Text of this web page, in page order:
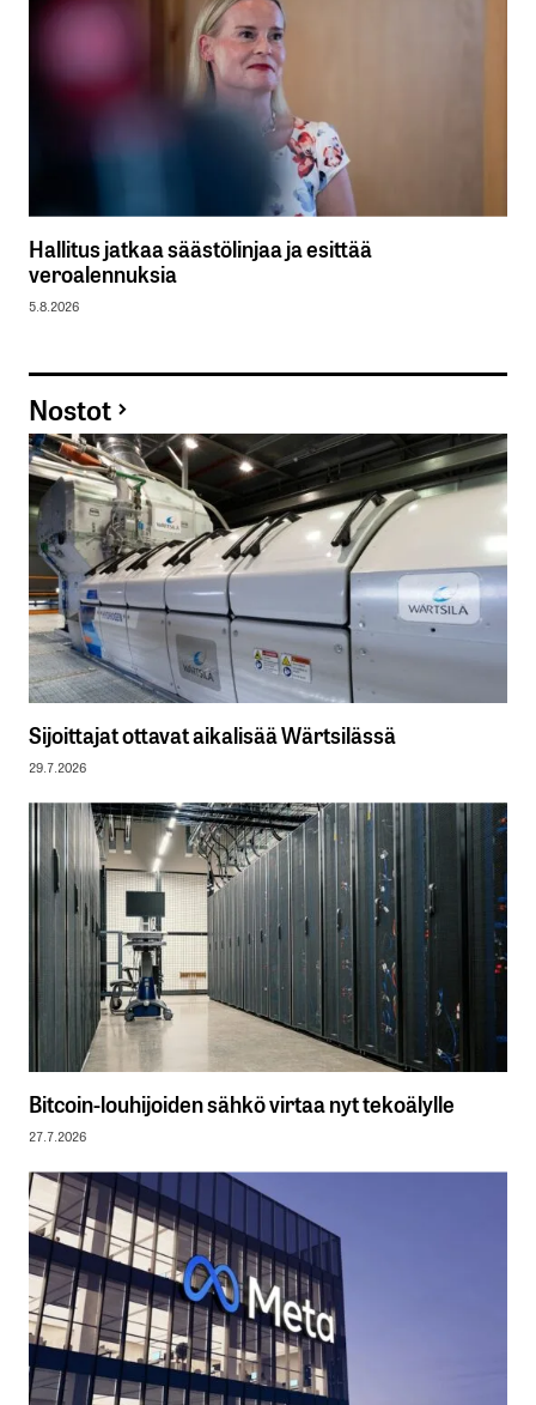
Hallitus jatkaa säästölinjaa ja esittää
veroalennuksia
5.8.2026
Nostot
Sijoittajat ottavat aikalisää Wärtsilässä
29.7.2026
Bitcoin-louhijoiden sähkö virtaa nyt tekoälylle
27.7.2026